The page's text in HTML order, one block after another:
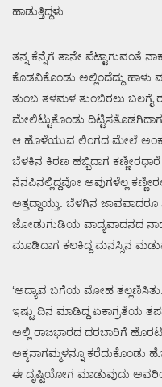
ಹಾಡುತ್ತಿದ್ದಳು.
ತನ್ನ ಕೆನ್ನೆಗೆ ತಾನೇ ಪೆಟ್ಟಾಗುವಂತೆ
ಕೊಡವಿಕೊಂಡು ಅಲ್ಲಿಂದೆದ್ದು
ತುಂಬ ತಳಮಳ ತುಂಬಿರಲು ಬಲಗೈ
ಮೇಲಿಟ್ಟುಕೊಂಡು
ಆ ಹೊಳೆಯುವ ಲಿಂಗದ ಮೇಲೆ
ಬೆಳಕಿನ ಕಿರಣ ಹಬ್ಬಿದಾಗ
ನೆನಪಿನಲ್ಲಿದ್ದವೋ ಅವುಗಳೆಲ್ಲ
ಅತ್ತದ್ದಾಯ್ತು. ಬೆಳಗಿನ
ಜೋಡುಗುಡಿಯ ವಾದ್ಯವಾದನದ
ಮೂಡಿದಾಗ ಕಲಕಿದ್ದ ಮನಸ್ಸಿನ
‘ಅದ್ಯಾವ ಬಗೆಯ ಮೋಹ
ಇಷ್ಟು ದಿನ ಮಾಡಿದ್ದ ಏಕಾಗ್ರತೆಯ
ಅಲ್ಲಿ ರಾಜಭಾರದ ದರಬಾರಿಗೆ
ಅಕ್ಕನಾಗಮ್ಮಳನ್ನೂ ಕರೆದುಕೊಂಡು
ಈ ದೃಷ್ಟಿಯೋಗ ಮಾಡುವುದು